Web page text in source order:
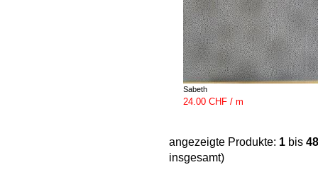
Sabeth
24.00 CHF / m
angezeigte Produkte: 1 bis 48
insgesamt)